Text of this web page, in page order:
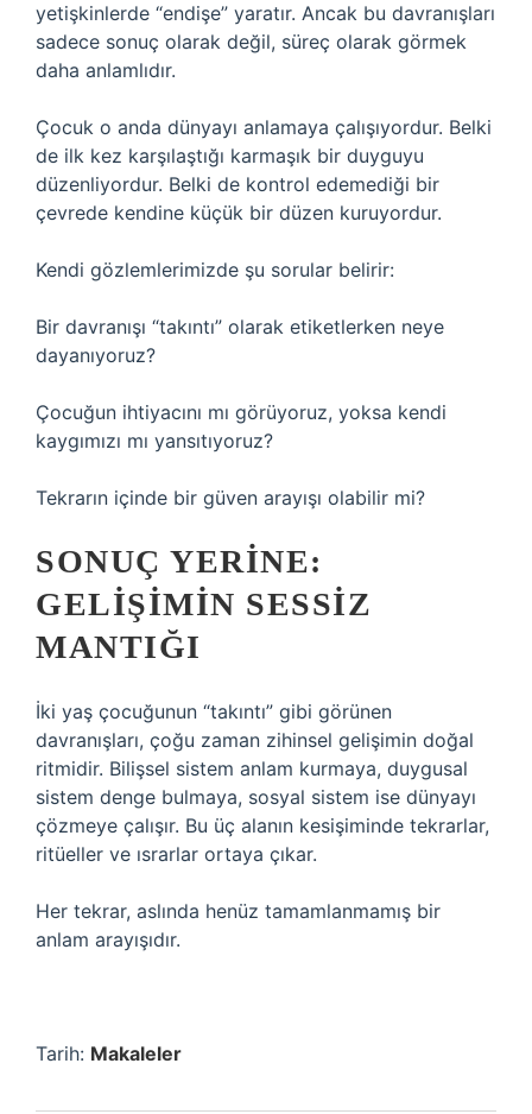
yetişkinlerde “endişe” yaratır. Ancak bu davranışları
sadece sonuç olarak değil, süreç olarak görmek
daha anlamlıdır.
Çocuk o anda dünyayı anlamaya çalışıyordur. Belki
de ilk kez karşılaştığı karmaşık bir duyguyu
düzenliyordur. Belki de kontrol edemediği bir
çevrede kendine küçük bir düzen kuruyordur.
Kendi gözlemlerimizde şu sorular belirir:
Bir davranışı “takıntı” olarak etiketlerken neye
dayanıyoruz?
Çocuğun ihtiyacını mı görüyoruz, yoksa kendi
kaygımızı mı yansıtıyoruz?
Tekrarın içinde bir güven arayışı olabilir mi?
SONUÇ YERINE:
GELIŞIMIN SESSIZ
MANTIĞI
İki yaş çocuğunun “takıntı” gibi görünen
davranışları, çoğu zaman zihinsel gelişimin doğal
ritmidir. Bilişsel sistem anlam kurmaya, duygusal
sistem denge bulmaya, sosyal sistem ise dünyayı
çözmeye çalışır. Bu üç alanın kesişiminde tekrarlar,
ritüeller ve ısrarlar ortaya çıkar.
Her tekrar, aslında henüz tamamlanmamış bir
anlam arayışıdır.
Tarih: Makaleler